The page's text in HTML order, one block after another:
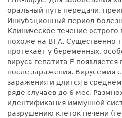
оральный путь передачи,
Инкубационный период
Клиническое течение острого
похоже на ВГА. Существенно
протекает у беременных,
вируса гепатита Е появляется
после заражения. Вирусемия
заражения и длится в
ряде случаев до 6 мес.
идентификация иммунной
разрушению клеток печени